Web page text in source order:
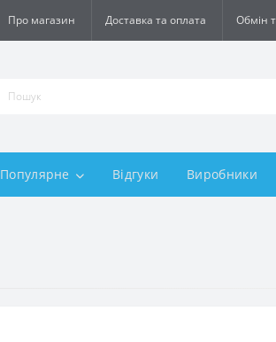
Про магазин Доставка та оплата Обмін
Популярне Відгуки Виробники